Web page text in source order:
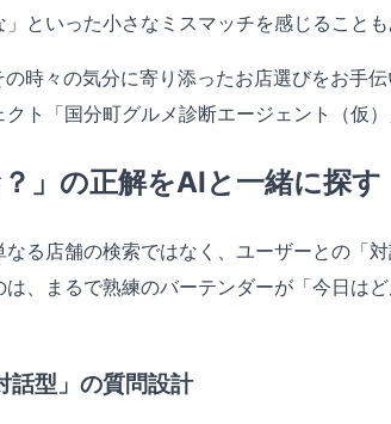
といった小さなミスマッチを感じることも
の時々の気分に寄り添ったお店選びをお手
ト「国分町グルメ診断エージェント（仮）
？」の正解をAIと一緒に探す
る店舗の検索ではなく、ユーザーとの「
、まるで熟練のバーテンダーが「今日は
話型」の質問設計